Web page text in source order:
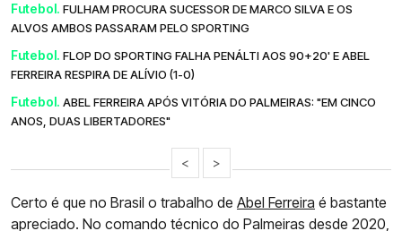
Futebol. FULHAM PROCURA SUCESSOR DE MARCO SILVA E OS
ALVOS AMBOS PASSARAM PELO SPORTING
Futebol. FLOP DO SPORTING FALHA PENÁLTI AOS 90+20' E ABEL
FERREIRA RESPIRA DE ALÍVIO (1-0)
Futebol. ABEL FERREIRA APÓS VITÓRIA DO PALMEIRAS: "EM CINCO
ANOS, DUAS LIBERTADORES"
< >
Certo é que no Brasil o trabalho de Abel Ferreira é bastante
apreciado. No comando técnico do Palmeiras desde 2020,